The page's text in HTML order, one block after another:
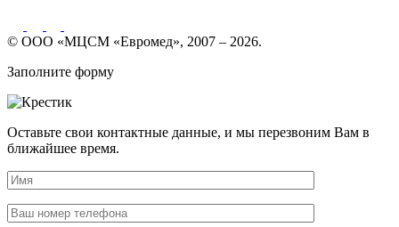
© ООО «МЦСМ «Евромед», 2007 – 2026.
Заполните форму
Оставьте свои контактные данные, и мы перезвоним Вам в
ближайшее время.